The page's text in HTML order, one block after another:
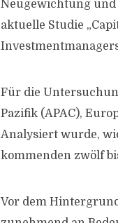
Neugewichtung und
aktuelle Studie
Für die
Pazifik (APAC),
Analysiert wurde,
kommenden zwölf
Vor dem